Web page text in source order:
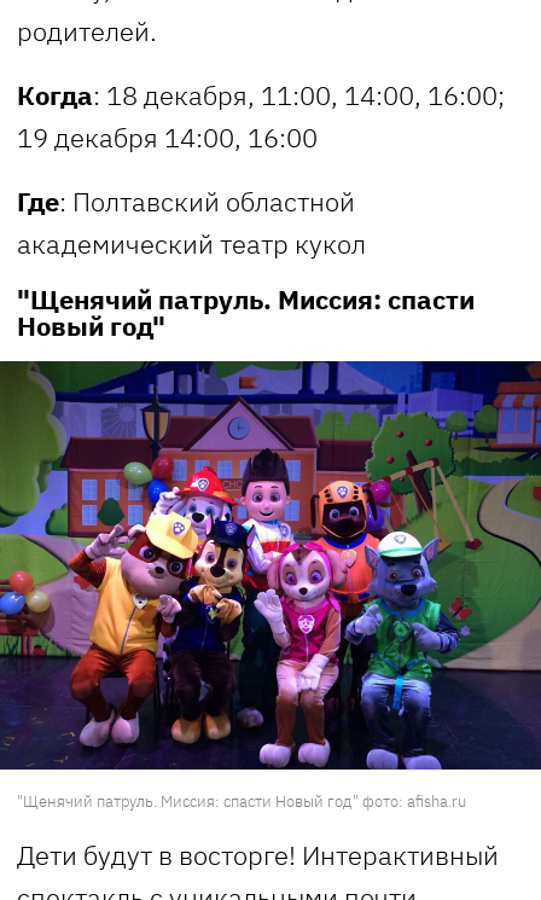
родителей.
Когда: 18 декабря, 11:00, 14:00, 16:00;
19 декабря 14:00, 16:00
Где: Полтавский областной
академический театр кукол
"Щенячий патруль. Миссия: спасти
Новый год"
"Щенячий патруль. Миссия: спасти Новый год" фото: afisha.ru
Дети будут в восторге! Интерактивный